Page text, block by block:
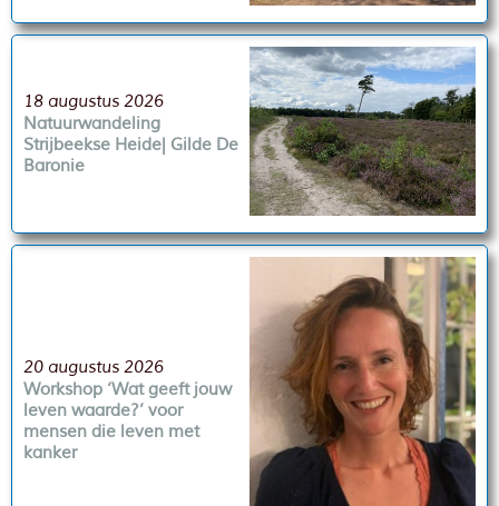
18 augustus 2026
Natuurwandeling
Strijbeekse Heide| Gilde De
Baronie
20 augustus 2026
Workshop ‘Wat geeft jouw
leven waarde?’ voor
mensen die leven met
kanker